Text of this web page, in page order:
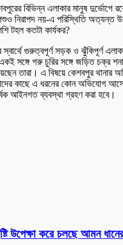
বিভিন্ন এলাকার মানুষ দুর্ভোগে
নিরাপদ নয়-এ পরিস্থিতি অত্যন্ত
টহল কতটা কার্যকর?
স্বার্থে গুরুত্বপূর্ণ সড়ক ও ঝুঁকিপূর্ণ
সঙ্গে গরু চুরির সঙ্গে জড়িত চক্র
তারা। এ বিষয়ে কেশবপুর থানার
কাছে এ ধরনের কোন অভিযোগ
আইনগত ব্যবস্থা গ্রহণ করা হবে।
উপেক্ষা করে চলছে আমন